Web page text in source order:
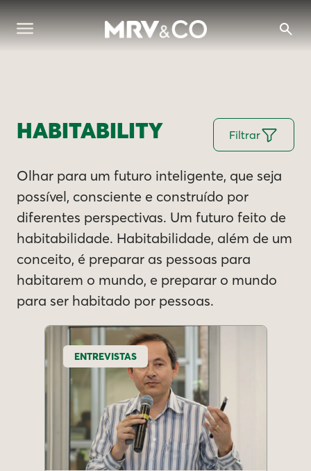
HABITABILITY Filtrar
Olhar para um futuro inteligente, que seja
possível, consciente e construído por
diferentes perspectivas. Um futuro feito de
habitabilidade. Habitabilidade, além de um
conceito, é preparar as pessoas para
habitarem o mundo, e preparar o mundo
para ser habitado por pessoas.
ENTREVISTAS